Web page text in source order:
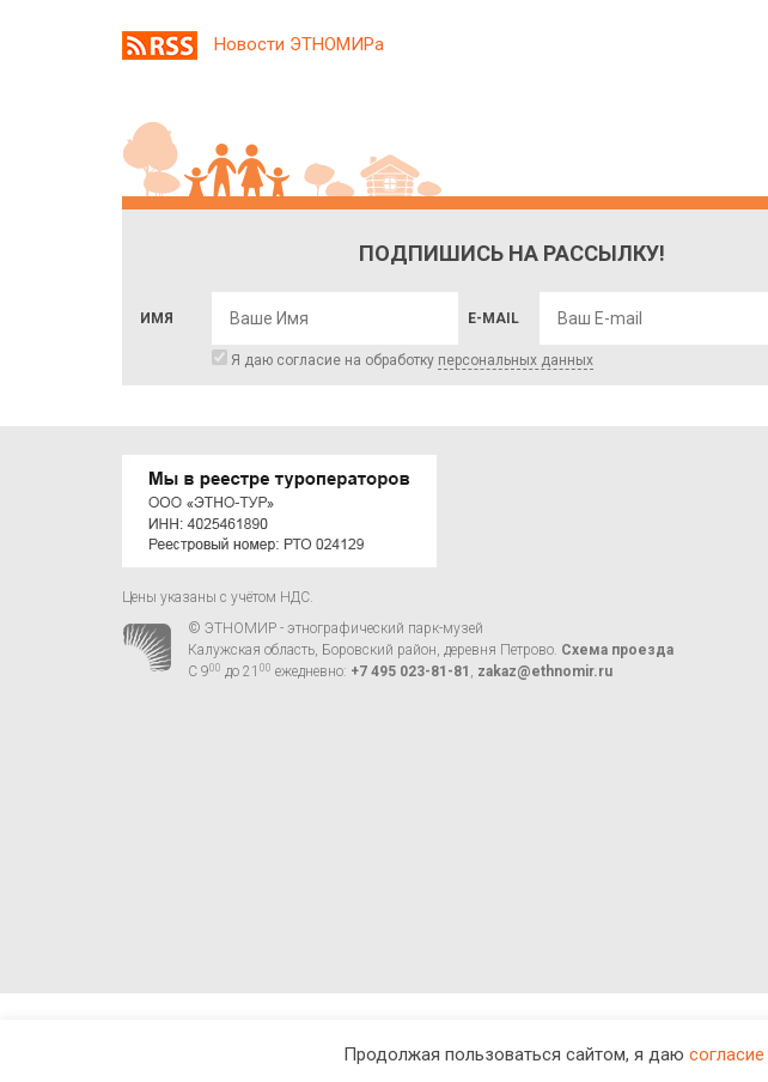
Новости ЭТНОМИРа
ПОДПИШИСЬ НА РАССЫЛКУ!
ИМЯ E-MAIL
Я даю согласие на обработку персональных данных
Цены указаны с учётом НДС.
© ЭТНОМИР - этнографический парк-музей
Калужская область, Боровский район, деревня Петрово. Схема проезда
С 900 до 21 00 ежедневно: +7 495 023-81-81 , zakaz@ethnomir.ru
Продолжая пользоваться сайтом, я даю согласие